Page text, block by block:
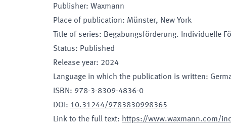
Publisher: Waxmann
Place of publication: Münster, New York
Title of series: Begabungsförderung. Individuelle
Status: Published
Release year: 2024
Language in which the publication is written:
ISBN: 978-3-8309-4836-0
DOI : 10.31244/9783830998365
Link to the full text: https://www.waxmann.com/